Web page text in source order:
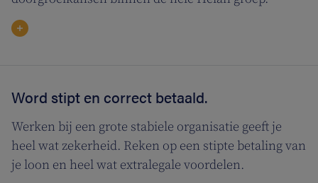
Word stipt en correct betaald.
Werken bij een grote stabiele organisatie geeft je
heel wat zekerheid. Reken op een stipte betaling van
je loon en heel wat extralegale voordelen.